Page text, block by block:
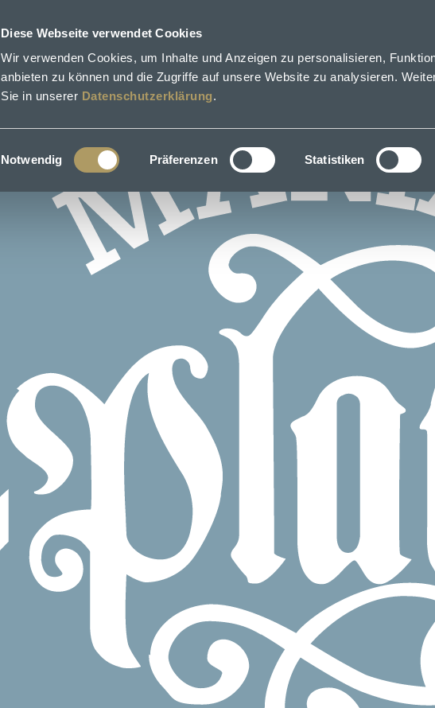
Diese Webseite verwendet Cookies
Wir verwenden Cookies, um Inhalte und Anzeigen zu personalisieren,
anbieten zu können und die Zugriffe auf unsere Website zu analysieren.
Sie in unserer Datenschutzerklärung.
Einwilligungsauswahl
Notwendig Präferenzen Statistiken